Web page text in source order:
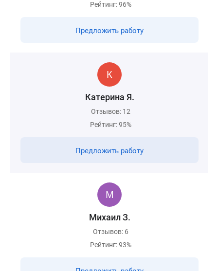
Рейтинг: 96%
Предложить работу
Катерина Я.
Отзывов: 12
Рейтинг: 95%
Предложить работу
Михаил З.
Отзывов: 6
Рейтинг: 93%